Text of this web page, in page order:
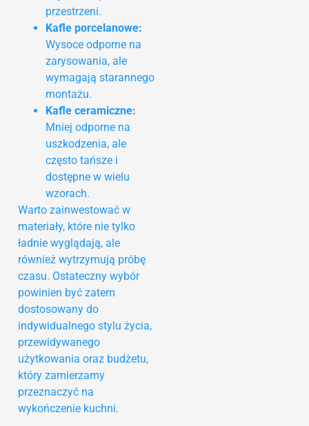
przestrzeni.
Kafle porcelanowe:
Wysoce odporne na
zarysowania, ale
wymagają starannego
montażu.
Kafle ceramiczne:
Mniej odporne na
uszkodzenia, ale
często tańsze i
dostępne w wielu
wzorach.
Warto zainwestować w
materiały, które nie tylko
ładnie wyglądają, ale
również wytrzymują próbę
czasu. Ostateczny wybór
powinien być zatem
dostosowany do
indywidualnego stylu życia,
przewidywanego
użytkowania oraz budżetu,
który zamierzamy
przeznaczyć na
wykończenie kuchni.